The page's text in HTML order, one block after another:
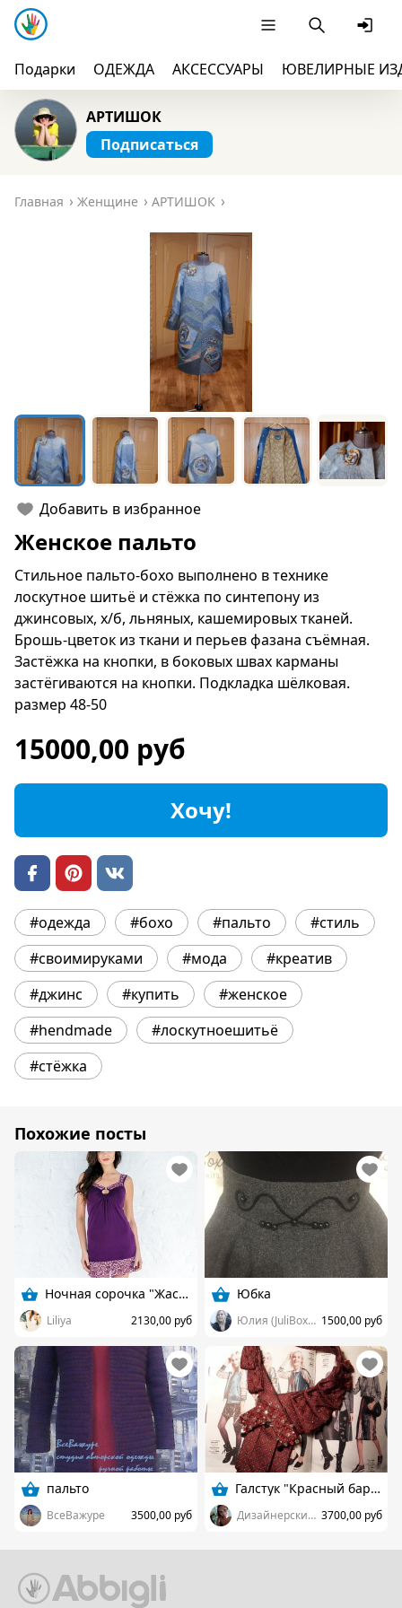
Подарки ОДЕЖДА АКСЕССУАРЫ ЮВЕЛИРНЫЕ
АРТИШОК
Подписаться
Главная Женщине АРТИШОК
Добавить в избранное
Женское пальто
Стильное пальто-бохо выполнено в технике
лоскутное шитьё и стёжка по синтепону из
джинсовых, х/б, льняных, кашемировых тканей.
Брошь-цветок из ткани и перьев фазана съёмная.
Застёжка на кнопки, в боковых швах карманы
застёгиваются на кнопки. Подкладка шёлковая.
размер 48-50
15000,00 руб
Хочу!
#одежда #бохо #пальто
#стиль
#своимируками
#мода
#креатив
#джинс
#купить
#женское
#hendmade
#лоскутноешитьё
#стёжка
Похожие посты
Ночная сорочка "Жасмин"
Liliya 2130,00 руб
Юбка
Юлия (JuliBoxes) 1500,00 руб
пальто
ВсеВажуре 3500,00 руб
Галстук "Красный бархат"
Дизайнерские украшения 3700,00 руб